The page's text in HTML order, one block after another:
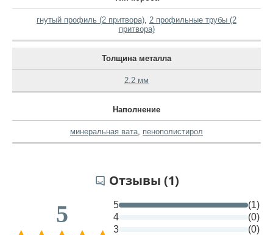
гнутый профиль (2 притвора), 2 профильные трубы (2
притвора)
Толщина металла
2.2 мм
Наполнение
минеральная вата, пенополистирол
Отзывы (1)
5 5
(1)
4
(0)
3
(0)